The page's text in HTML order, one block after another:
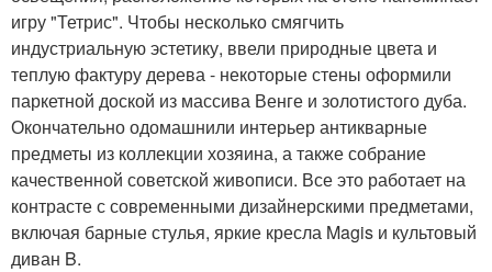
игру "Тетрис". Чтобы несколько смягчить
индустриальную эстетику, ввели природные цвета и
теплую фактуру дерева - некоторые стены оформили
паркетной доской из массива Венге и золотистого дуба.
Окончательно одомашнили интерьер антикварные
предметы из коллекции хозяина, а также собрание
качественной советской живописи. Все это работает на
контрасте с современными дизайнерскими предметами,
включая барные стулья, яркие кресла Magis и культовый
диван B.